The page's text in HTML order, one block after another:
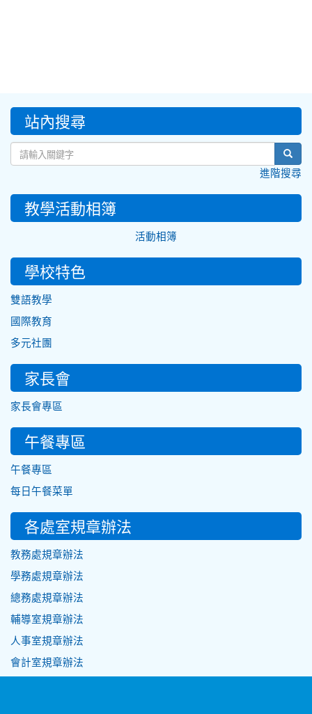
::: 站內搜尋
進階搜尋
教學活動相簿
活動相簿
學校特色
雙語教學
國際教育
多元社團
家長會
家長會專區
午餐專區
午餐專區
每日午餐菜單
各處室規章辦法
教務處規章辦法
學務處規章辦法
總務處規章辦法
輔導室規章辦法
人事室規章辦法
會計室規章辦法